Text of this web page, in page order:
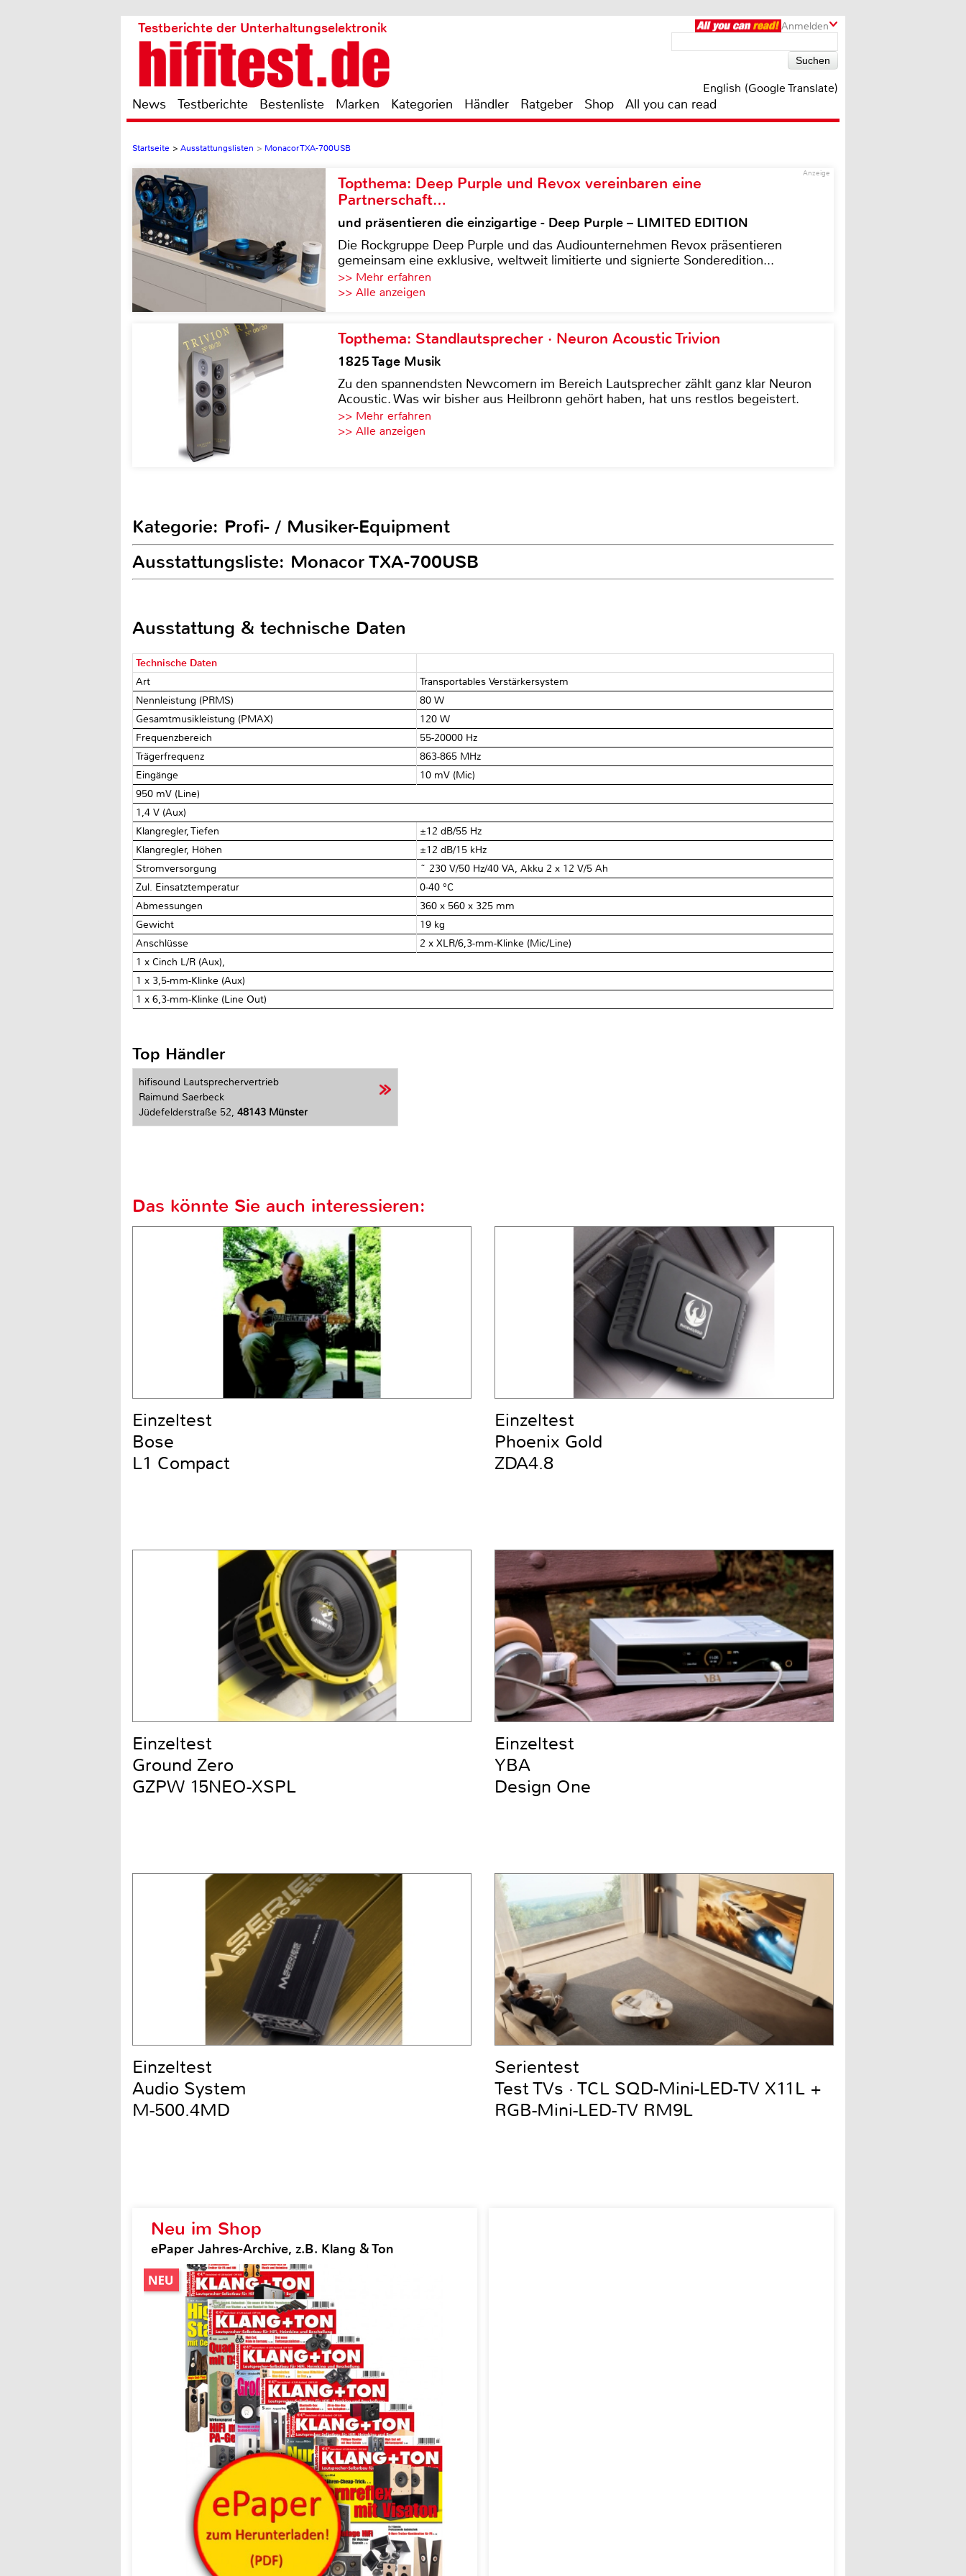
Anmelden
Testberichte der Unterhaltungselektronik
English (Google Translate)
News Testberichte Bestenliste Marken Kategorien Händler Ratgeber Shop All you can read
Startseite > Ausstattungslisten > Monacor TXA-700USB
Anzeige
Topthema: Deep Purple und Revox vereinbaren eine
Partnerschaft…
und präsentieren die einzigartige - Deep Purple – LIMITED EDITION
Die Rockgruppe Deep Purple und das Audiounternehmen Revox präsentieren
gemeinsam eine exklusive, weltweit limitierte und signierte Sonderedition...
>> Mehr erfahren
>> Alle anzeigen
Topthema: Standlautsprecher · Neuron Acoustic Trivion
1825 Tage Musik
Zu den spannendsten Newcomern im Bereich Lautsprecher zählt ganz klar Neuron
Acoustic. Was wir bisher aus Heilbronn gehört haben, hat uns restlos begeistert.
>> Mehr erfahren
>> Alle anzeigen
Kategorie: Profi- / Musiker-Equipment
Ausstattungsliste: Monacor TXA-700USB
Ausstattung & technische Daten
Technische Daten
Art
Transportables Verstärkersystem
Nennleistung (PRMS)
80 W
Gesamtmusikleistung (PMAX)
120 W
Frequenzbereich
55-20000 Hz
Trägerfrequenz
863-865 MHz
Eingänge
10 mV (Mic)
950 mV (Line)
1,4 V (Aux)
Klangregler, Tiefen
±12 dB/55 Hz
Klangregler, Höhen
±12 dB/15 kHz
Stromversorgung
~ 230 V/50 Hz/40 VA, Akku 2 x 12 V/5 Ah
Zul. Einsatztemperatur
0-40 °C
Abmessungen
360 x 560 x 325 mm
Gewicht
19 kg
Anschlüsse
2 x XLR/6,3-mm-Klinke (Mic/Line)
1 x Cinch L/R (Aux),
1 x 3,5-mm-Klinke (Aux)
1 x 6,3-mm-Klinke (Line Out)
Top Händler
hifisound Lautsprechervertrieb
Raimund Saerbeck
Jüdefelderstraße 52, 48143 Münster
Neu im Shop
ePaper Jahres-Archive, z.B. Klang & Ton
Das könnte Sie auch interessieren:
Einzeltest
Bose
L1 Compact
Einzeltest
Phoenix Gold
ZDA4.8
Einzeltest
Ground Zero
GZPW 15NEO-XSPL
Einzeltest
YBA
Design One
Einzeltest
Audio System
M-500.4MD
Serientest
Test TVs · TCL SQD-Mini-LED-TV X11L +
RGB-Mini-LED-TV RM9L